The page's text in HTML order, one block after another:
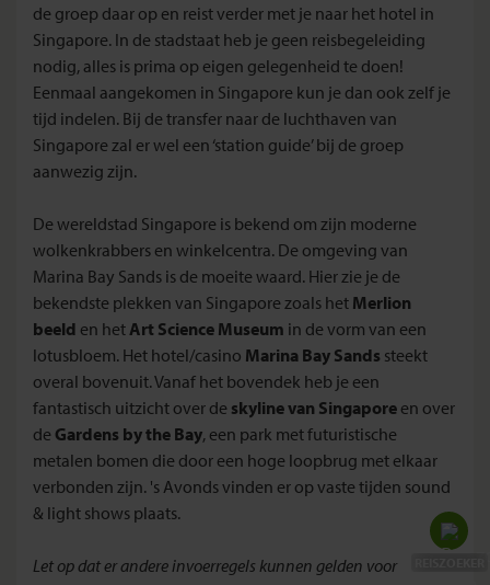
de groep daar op en reist verder met je naar het hotel in
Singapore. In de stadstaat heb je geen reisbegeleiding
nodig, alles is prima op eigen gelegenheid te doen!
Eenmaal aangekomen in Singapore kun je dan ook zelf je
tijd indelen. Bij de transfer naar de luchthaven van
Singapore zal er wel een ‘station guide’ bij de groep
aanwezig zijn.
De wereldstad Singapore is bekend om zijn moderne
wolkenkrabbers en winkelcentra. De omgeving van
Marina Bay Sands is de moeite waard. Hier zie je de
bekendste plekken van Singapore zoals het Merlion
beeld en het Art Science Museum in de vorm van een
lotusbloem. Het hotel/casino Marina Bay Sands steekt
overal bovenuit. Vanaf het bovendek heb je een
fantastisch uitzicht over de skyline van Singapore en over
de Gardens by the Bay, een park met futuristische
metalen bomen die door een hoge loopbrug met elkaar
verbonden zijn. 's Avonds vinden er op vaste tijden sound
& light shows plaats.
Let op dat er andere invoerregels kunnen gelden voor